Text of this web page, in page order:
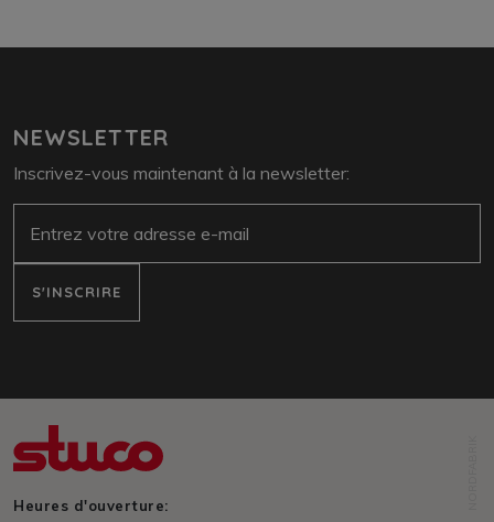
NEWSLETTER
Inscrivez-vous maintenant à la newsletter:
S'INSCRIRE
Heures d'ouverture: